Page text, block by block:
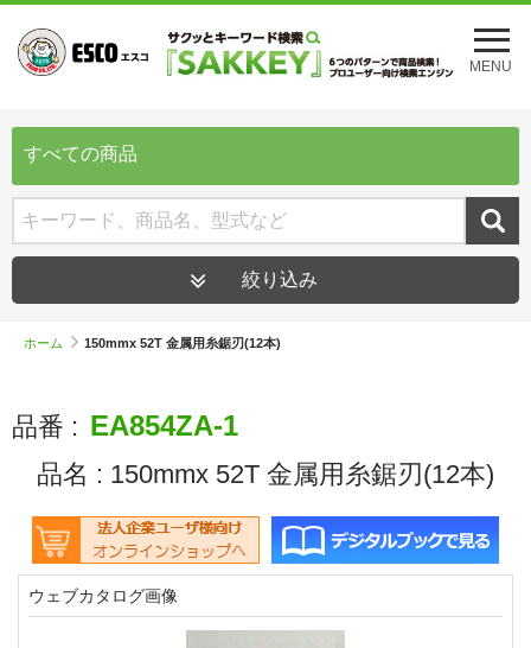
メ
ニ
ュ
を
MENU
すべての商品
絞り込み
ホーム 150mmx 52T 金属用糸鋸刃(12本)
品番 : EA854ZA-1
品名 : 150mmx 52T 金属用糸鋸刃(12本)
ウェブカタログ画像